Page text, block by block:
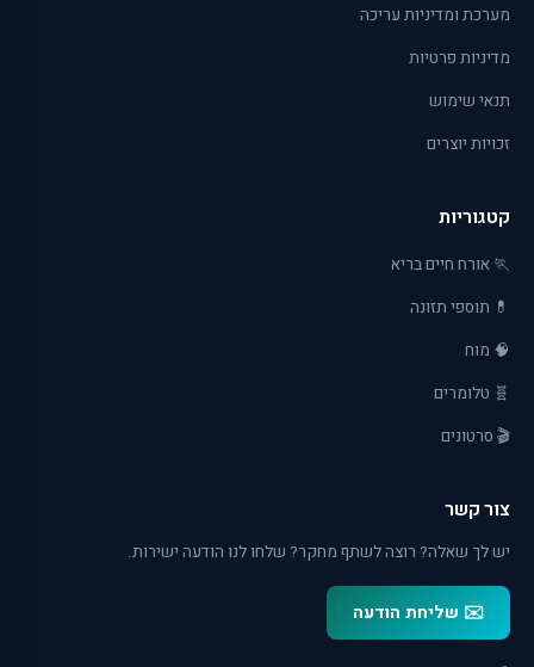
מערכת ומדיניות עריכה
מדיניות פרטיות
תנאי שימוש
זכויות יוצרים
קטגוריות
🏃 אורח חיים בריא
💊 תוספי תזונה
🧠 מוח
🧬 טלומרים
🎬 סרטונים
צור קשר
יש לך שאלה? רוצה לשתף מחקר? שלחו לנו הודעה ישירות.
✉️ שליחת הודעה